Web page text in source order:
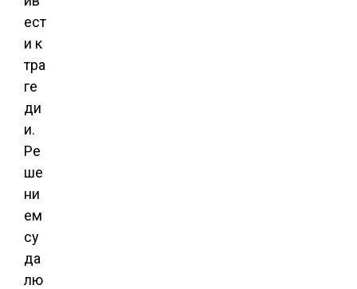
ест
и к
тра
ге
ди
и.
Ре
ше
ни
ем
су
да
лю